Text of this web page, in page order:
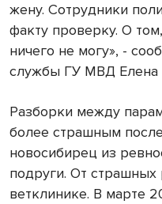
жену. Сотрудники
факту проверку. О
ничего не могу», -
службы ГУ МВД Елена
Разборки между
более страшным
новосибирец из
подруги. От страшных
ветклинике. В марте